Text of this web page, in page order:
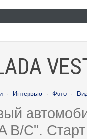
· Интервью · Фото ·
B/C".